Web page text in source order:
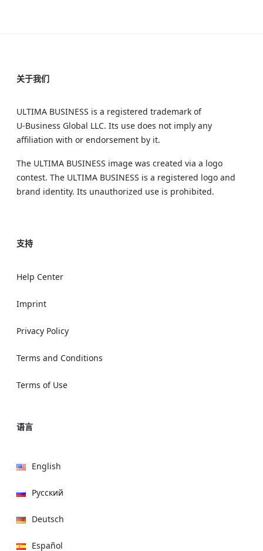
关于我们
ULTIMA BUSINESS is a registered trademark of
U‑Business Global LLC. Its use does not imply any
affiliation with or endorsement by it.
The ULTIMA BUSINESS image was created via a logo
contest. The ULTIMA BUSINESS is a registered logo and
brand identity. Its unauthorized use is prohibited.
支持
Help Center
Imprint
Privacy Policy
Terms and Conditions
Terms of Use
语言
English
Русский
Deutsch
Español